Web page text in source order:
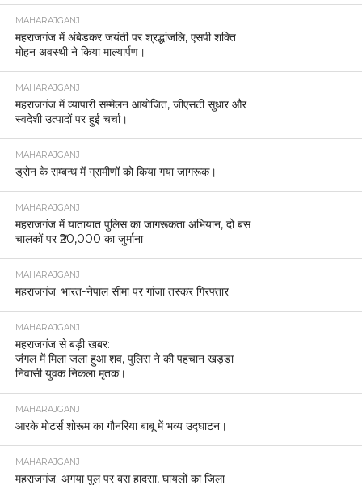
MAHARAJGANJ
महराजगंज में अंबेडकर जयंती पर श्रद्धांजलि, एसपी शक्ति
मोहन अवस्थी ने किया माल्यार्पण।
MAHARAJGANJ
महराजगंज में व्यापारी सम्मेलन आयोजित, जीएसटी सुधार और
स्वदेशी उत्पादों पर हुई चर्चा।
MAHARAJGANJ
ड्रोन के सम्बन्ध में ग्रामीणों को किया गया जागरूक।
MAHARAJGANJ
महराजगंज में यातायात पुलिस का जागरूकता अभियान, दो बस
चालकों पर ₹20,000 का जुर्माना
MAHARAJGANJ
महराजगंज: भारत-नेपाल सीमा पर गांजा तस्कर गिरफ्तार
MAHARAJGANJ
महराजगंज से बड़ी खबर:
जंगल में मिला जला हुआ शव, पुलिस ने की पहचान खड्डा
निवासी युवक निकला मृतक।
MAHARAJGANJ
आरके मोटर्स शोरूम का गौनरिया बाबू में भव्य उद्घाटन।
MAHARAJGANJ
महराजगंज: अगया पुल पर बस हादसा, घायलों का जिला